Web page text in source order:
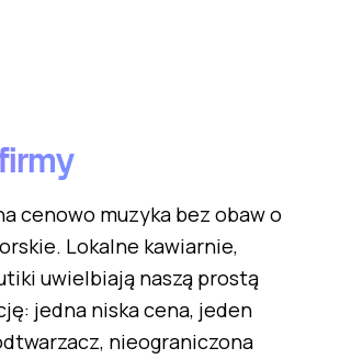
cenowo muzyka bez obaw o
Lokalne kawiarnie,
uwielbiają naszą prostą
jedna niska cena, jeden
nieograniczona